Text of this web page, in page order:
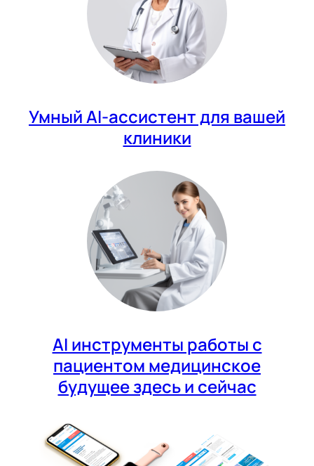
Умный AI-ассистент для вашей
клиники
AI инструменты работы с
пациентом медицинское
будущее здесь и сейчас